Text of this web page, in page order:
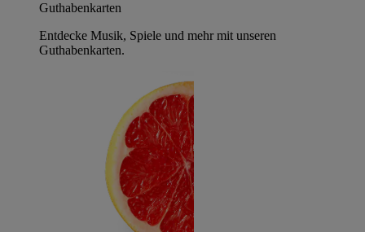
Guthabenkarten
Entdecke Musik, Spiele und mehr mit unseren
Guthabenkarten.